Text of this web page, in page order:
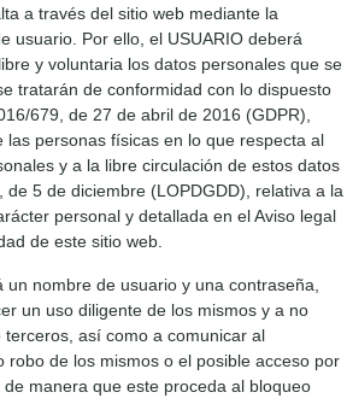
a través del sitio web mediante la
usuario. Por ello, el USUARIO deberá
y voluntaria los datos personales que se
tratarán de conformidad con lo dispuesto
679, de 27 de abril de 2016 (GDPR),
las personas físicas en lo que respecta al
y a la libre circulación de estos datos
5 de diciembre (LOPDGDD), relativa a la
personal y detallada en el Aviso legal
de este sitio web.
un nombre de usuario y una contraseña,
un uso diligente de los mismos y a no
así como a comunicar al
robo de los mismos o el posible acceso por
manera que este proceda al bloqueo